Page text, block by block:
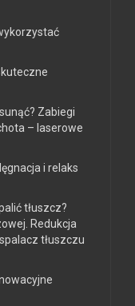
Zabiegi
– laserowe
i relaks
tłuszcz?
Redukcja
tłuszczu